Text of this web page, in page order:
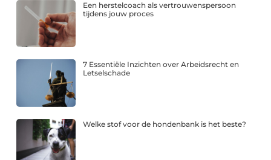
Een herstelcoach als vertrouwenspersoon
tijdens jouw proces
7 Essentiële Inzichten over Arbeidsrecht en
Letselschade
Welke stof voor de hondenbank is het beste?